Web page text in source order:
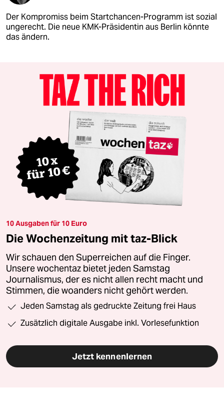
Der Kompromiss beim Startchancen-Programm ist sozial
ungerecht. Die neue KMK-Präsidentin aus Berlin könnte
das ändern.
10 Ausgaben für 10 Euro
Die Wochenzeitung mit taz-Blick
Wir schauen den Superreichen auf die Finger.
Unsere wochentaz bietet jeden Samstag
Journalismus, der es nicht allen recht macht und
Stimmen, die woanders nicht gehört werden.
Jeden Samstag als gedruckte Zeitung frei Haus
Zusätzlich digitale Ausgabe inkl. Vorlesefunktion
Jetzt kennenlernen